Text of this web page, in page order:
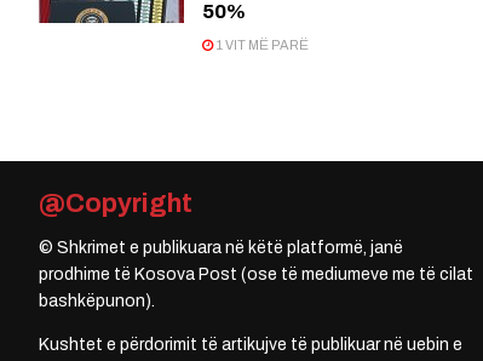
50%
1 VIT MË PARË
@Copyright
© Shkrimet e publikuara në këtë platformë, janë
prodhime të Kosova Post (ose të mediumeve me të cilat
bashkëpunon).
Kushtet e përdorimit të artikujve të publikuar në uebin e